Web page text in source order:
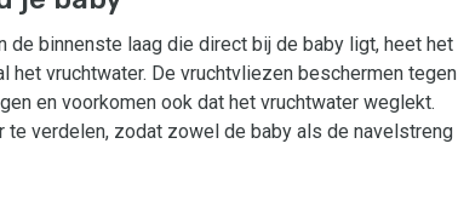
de binnenste laag die direct bij de baby ligt, heet het
vruchtwater. De vruchtvliezen beschermen tegen
en voorkomen ook dat het vruchtwater weglekt.
te verdelen, zodat zowel de baby als de navelstreng